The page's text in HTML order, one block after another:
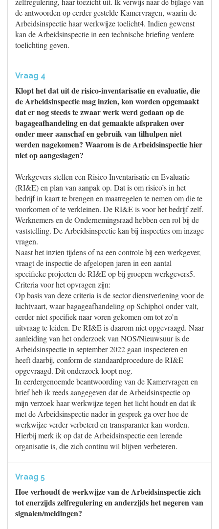
de antwoorden op eerder gestelde Kamervragen, waarin de
Arbeidsinspectie haar werkwijze toelicht4. Indien gewenst
kan de Arbeidsinspectie in een technische briefing verdere
toelichting geven.
Vraag 4
Klopt het dat uit de risico-inventarisatie en evaluatie, die
de Arbeidsinspectie mag inzien, kon worden opgemaakt
dat er nog steeds te zwaar werk werd gedaan op de
bagageafhandeling en dat gemaakte afspraken over
onder meer aanschaf en gebruik van tilhulpen niet
werden nagekomen? Waarom is de Arbeidsinspectie hier
niet op aangeslagen?
Werkgevers stellen een Risico Inventarisatie en Evaluatie
(RI&E) en plan van aanpak op. Dat is om risico’s in het
bedrijf in kaart te brengen en maatregelen te nemen om die te
voorkomen of te verkleinen. De RI&E is voor het bedrijf zelf.
Werknemers en de Ondernemingsraad hebben een rol bij de
vaststelling. De Arbeidsinspectie kan bij inspecties om inzage
vragen.
Naast het inzien tijdens of na een controle bij een werkgever,
vraagt de inspectie de afgelopen jaren in een aantal
specifieke projecten de RI&E op bij groepen werkgevers5.
Criteria voor het opvragen zijn:
Op basis van deze criteria is de sector dienstverlening voor de
luchtvaart, waar bagageafhandeling op Schiphol onder valt,
eerder niet specifiek naar voren gekomen om tot zo’n
uitvraag te leiden. De RI&E is daarom niet opgevraagd. Naar
aanleiding van het onderzoek van NOS/Nieuwsuur is de
Arbeidsinspectie in september 2022 gaan inspecteren en
heeft daarbij, conform de standaardprocedure de RI&E
opgevraagd. Dit onderzoek loopt nog.
In eerdergenoemde beantwoording van de Kamervragen en
brief heb ik reeds aangegeven dat de Arbeidsinspectie op
mijn verzoek haar werkwijze tegen het licht houdt en dat ik
met de Arbeidsinspectie nader in gesprek ga over hoe de
werkwijze verder verbeterd en transparanter kan worden.
Hierbij merk ik op dat de Arbeidsinspectie een lerende
organisatie is, die zich continu wil blijven verbeteren.
Vraag 5
Hoe verhoudt de werkwijze van de Arbeidsinspectie zich
tot enerzijds zelfregulering en anderzijds het negeren van
signalen/meldingen?